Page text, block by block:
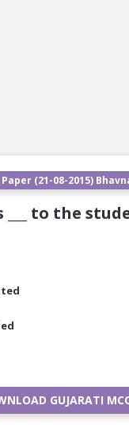
(21-08-2015)
___ to the
GUJARATI